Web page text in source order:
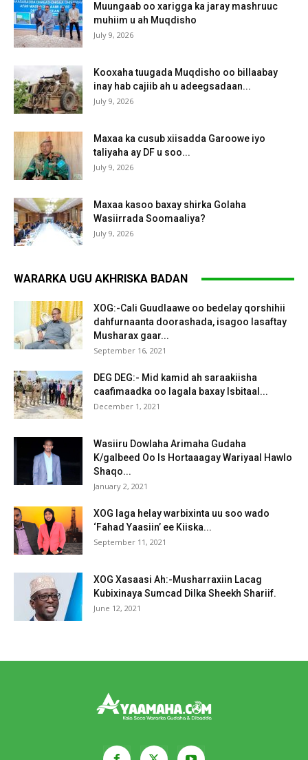
Muungaab oo xarigga ka jaray mashruuc
muhiim u ah Muqdisho
July 9, 2026
Kooxaha tuugada Muqdisho oo billaabay
inay hab cajiib ah u adeegsadaan...
July 9, 2026
Maxaa ka cusub xiisadda Garoowe iyo
taliyaha ay DF u soo...
July 9, 2026
Maxaa kasoo baxay shirka Golaha
Wasiirrada Soomaaliya?
July 9, 2026
WARARKA UGU AKHRISKA BADAN
XOG:-Cali Guudlaawe oo bedelay qorshihii
dahfurnaanta doorashada, isagoo lasaftay
Musharax gaar...
September 16, 2021
DEG DEG:- Mid kamid ah saraakiisha
caafimaadka oo lagala baxay Isbitaal...
December 1, 2021
Wasiiru Dowlaha Arimaha Gudaha
K/galbeed Oo Is Hortaaagay Wariyaal Hawlo
Shaqo...
January 2, 2021
XOG laga helay warbixinta uu soo wado
‘Fahad Yaasiin’ ee Kiiska...
September 11, 2021
XOG Xasaasi Ah:-Musharraxiin Lacag
Kubixinaya Sumcad Dilka Sheekh Shariif.
June 12, 2021